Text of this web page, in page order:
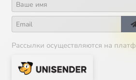
Рассылки осуществляются на